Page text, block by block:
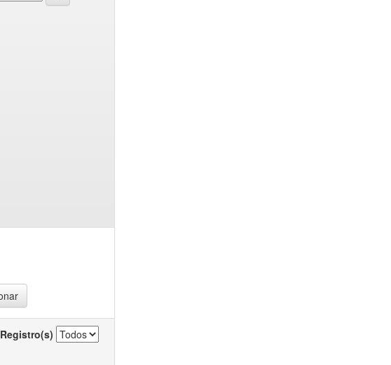
Registro(s)